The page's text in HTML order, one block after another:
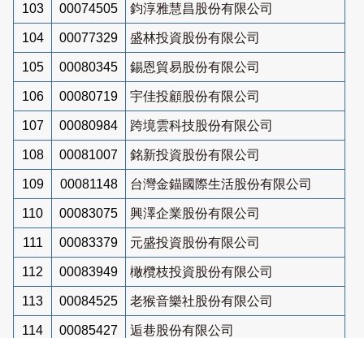
103 00074505 鈞淳雅慧昌股份有限公司
104 00077329 盛林投資股份有限公司
105 00080345 錫恩貿易股份有限公司
106 00080719 宇佳投顧股份有限公司
107 00080984 跨境雲科技股份有限公司
108 00081007 銘新投資股份有限公司
109 00081148 台灣金錨國際生活股份有限公司
110 00083075 興澤企業股份有限公司
111 00083379 元盛投資股份有限公司
112 00083949 橄欖枝投資股份有限公司
113 00084525 老猴音樂社股份有限公司
114 00085427 逅巷股份有限公司